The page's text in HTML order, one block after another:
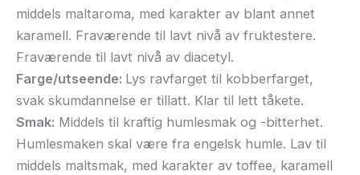
middels maltaroma, med karakter av blant annet
karamell. Fraværende til lavt nivå av fruktestere.
Fraværende til lavt nivå av diacetyl.
Farge/utseende: Lys ravfarget til kobberfarget,
svak skumdannelse er tillatt. Klar til lett tåkete.
Smak: Middels til kraftig humlesmak og -bitterhet.
Humlesmaken skal være fra engelsk humle. Lav til
middels maltsmak, med karakter av toffee, karamell